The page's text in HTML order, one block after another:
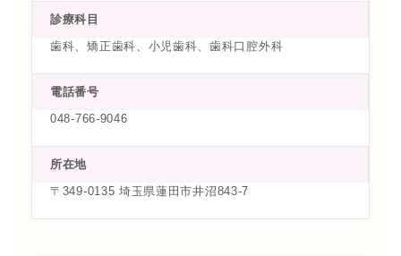
診療科目
歯科、矯正歯科、小児歯科、歯科口腔外科
電話番号
048-766-9046
所在地
〒349-0135 埼玉県蓮田市井沼843-7